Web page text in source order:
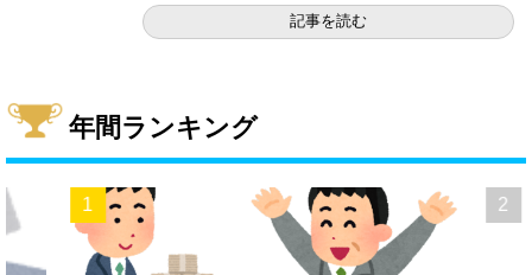
記事を読む
年間ランキング